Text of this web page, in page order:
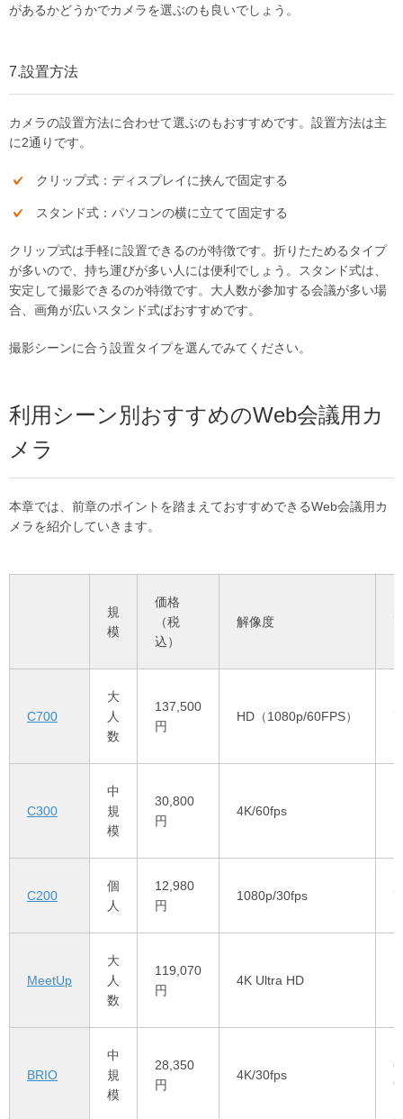
があるかどうかでカメラを選ぶのも良いでしょう。
7.設置方法
カメラの設置方法に合わせて選ぶのもおすすめです。設置方法は主
に2通りです。
クリップ式：ディスプレイに挟んで固定する
スタンド式：パソコンの横に立てて固定する
クリップ式は手軽に設置できるのが特徴です。折りたためるタイプ
が多いので、持ち運びが多い人には便利でしょう。スタンド式は、
安定して撮影できるのが特徴です。大人数が参加する会議が多い場
合、画角が広いスタンド式ばおすすめです。
撮影シーンに合う設置タイプを選んでみてください。
利用シーン別おすすめのWeb会議用カ
メラ
本章では、前章のポイントを踏まえておすすめできるWeb会議用カ
メラを紹介していきます。
規
模
価格
（税
込）
解像度
C700
大
人
数
137,500
円
HD（1080p/60FPS）
C300
中
規
模
30,800
円
4K/60fps
C200
個
人
12,980
円
1080p/30fps
MeetUp
大
人
数
119,070
円
4K Ultra HD
BRIO
中
規
模
28,350
円
4K/30fps